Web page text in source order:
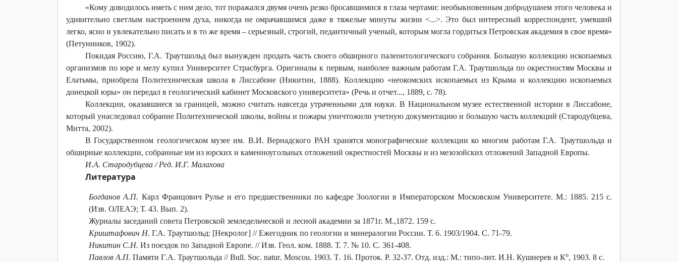
«Кому доводилось иметь с ним дело, тот поражался двумя очень резко бросавшимися в глаза чертами: необыкновенным добродушием этого человека и
удивительно светлым настроением духа, никогда не омрачавшимся даже в тяжелые минуты жизни <...>. Это был интересный корреспондент, умевший
легко, ясно и увлекательно писать и в то же время – серьезный, строгий, педантичный ученый, которым могла гордиться Петровская академия в свое время»
(Петунников, 1902).
Покидая Россию, Г.А. Траутшольд был вынужден продать часть своего обширного палеонтологического собрания. Большую коллекцию ископаемых
организмов по юре и мелу купил Университет Страсбурга. Оригиналы к первым, наиболее важным работам Г.А. Траутшольда по окрестностям Москвы и
Елатьмы, приобрела Политехническая школа в Лиссабоне (Никитин, 1888). Коллекцию «неокомских ископаемых из Крыма и коллекцию ископаемых
донецкой юры» он передал в геологический кабинет Московского университета» (Речь и отчет..., 1889, с. 78).
Коллекции, оказавшиеся за границей, можно считать навсегда утраченными для науки. В Национальном музее естественной истории в Лиссабоне,
который унаследовал собрание Политехнической школы, войны и пожары уничтожили учетную документацию и большую часть коллекций (Стародубцева,
Митта, 2002).
В Государственном геологическом музее им. В.И. Вернадского РАН хранятся монографические коллекции ко многим работам Г.А. Траутшольда и
обширные коллекции, собранные им из юрских и каменноугольных отложений окрестностей Москвы и из мезозойских отложений Западной Европы.
И.А. Стародубцева / Ред. И.Г. Малахова
Литература
Богданов А.П. Карл Францович Рулье и его предшественники по кафедре Зоологии в Императорском Московском Университете. М.: 1885. 215 с.
(Изв. ОЛЕАЭ; Т. 43. Вып. 2).
Журналы заседаний совета Петровской земледельческой и лесной академии за 1871г. М.,1872. 159 с.
Криштафович Н. Г.А. Траутшольд: [Некролог] // Ежегодник по геологии и минералогии России. Т. 6. 1903/1904. С. 71-79.
Никитин С.Н.Из поездок по Западной Европе. // Изв. Геол. ком. 1888. Т. 7. № 10. С. 361-408.
Павлов А.П. Памяти Г.А.Траутшольда //Bull. Soc.natur.Mosсou. 1903.T. 16. Проток. Р. 32-37. Отд. изд.: М.: типо-лит. И.Н. Кушнерев и Ко, 1903. 8 с.